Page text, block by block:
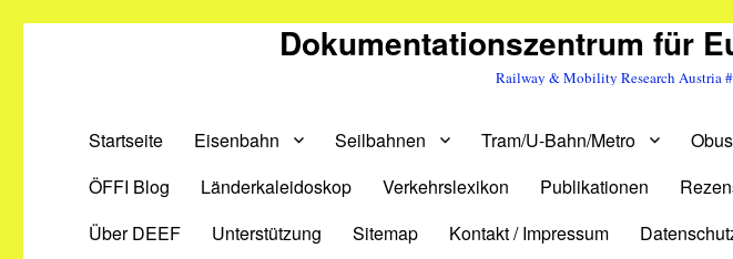
Dokumentationszentrum für
Railway & Mobility Research Austria
Startseite Eisenbahn Seilbahnen Tram/U-Bahn/Metro Obus
ÖFFI Blog
Länderkaleidoskop Verkehrslexikon Publikationen
Über DEEF
Unterstützung Sitemap Kontakt / Impressum